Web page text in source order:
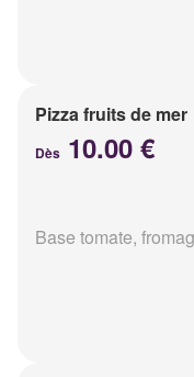
Pizza fruits de mer
Dès 10.00 €
Base tomate,